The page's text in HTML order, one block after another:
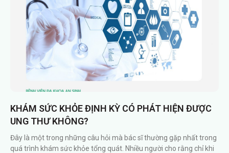
KHÁM SỨC KHỎE ĐỊNH KỲ CÓ PHÁT HIỆN ĐƯỢC
UNG THƯ KHÔNG?
Đây là một trong những câu hỏi mà bác sĩ thường gặp nhất trong
quá trình khám sức khỏe tổng quát. Nhiều người cho rằng chỉ khi